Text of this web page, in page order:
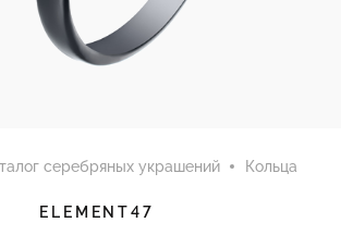
серебряных украшений Кольца
ELEMENT47